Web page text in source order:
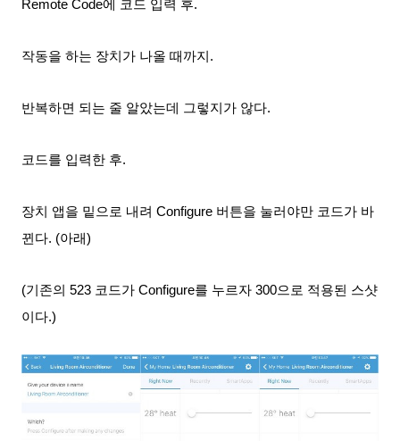
Remote Code에 코드 입력 후.
작동을 하는 장치가 나올 때까지.
반복하면 되는 줄 알았는데 그렇지가 않다.
코드를 입력한 후.
장치 앱을 밑으로 내려 Configure 버튼을 눌러야만 코드가 바
뀐다. (아래)
(기존의 523 코드가 Configure를 누르자 300으로 적용된 스샷
이다.)